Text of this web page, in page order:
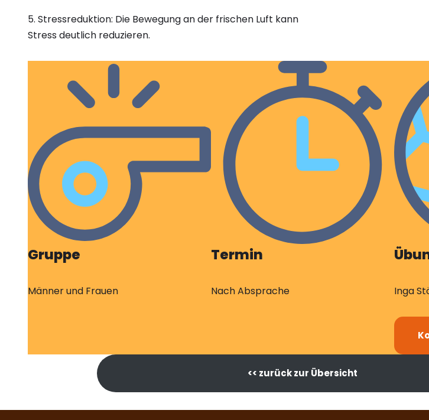
5. Stressreduktion: Die Bewegung an der frischen Luft kann
Stress deutlich reduzieren.
Gruppe
Männer und Frauen
Termin
Nach Absprache Inga
<< zurück zur Übersicht